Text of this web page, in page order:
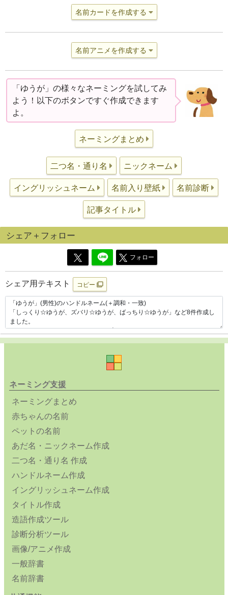
名前カードを作成する
名前アニメを作成する
「ゆうが」の様々なネーミングを試してみ
よう！以下のボタンですぐ作成できます
よ。
ネーミングまとめ
二つ名・通り名 ニックネーム
イングリッシュネーム 名前入り壁紙 名前診断
記事タイトル
シェア＋フォロー
フォロー
シェア用テキスト コピー
ネーミング支援
ネーミングまとめ
赤ちゃんの名前
ペットの名前
あだ名・ニックネーム作成
二つ名・通り名 作成
ハンドルネーム作成
イングリッシュネーム作成
タイトル作成
造語作成ツール
診断分析ツール
画像/アニメ作成
一般辞書
名前辞書